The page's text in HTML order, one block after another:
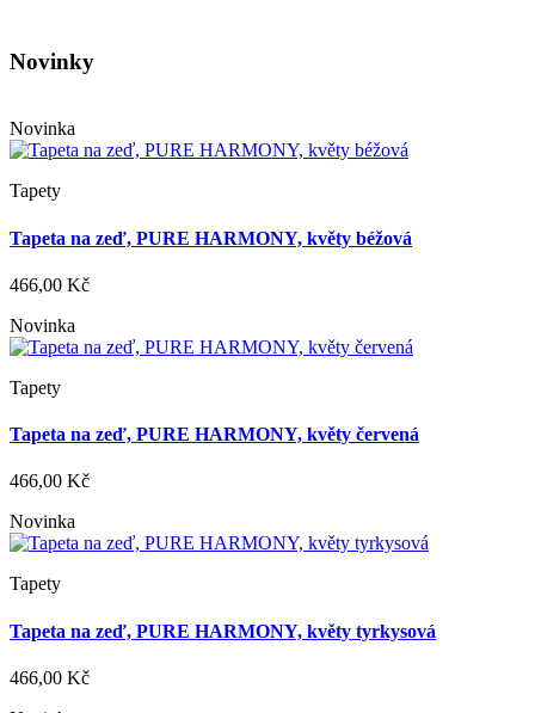
Novinky
Novinka
Tapety
Tapeta na zeď, PURE HARMONY, květy béžová
466,00 Kč
Novinka
Tapety
Tapeta na zeď, PURE HARMONY, květy červená
466,00 Kč
Novinka
Tapety
Tapeta na zeď, PURE HARMONY, květy tyrkysová
466,00 Kč